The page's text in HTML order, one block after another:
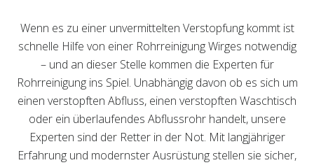
Wenn es zu einer unvermittelten Verstopfung kommt ist
schnelle Hilfe von einer Rohrreinigung Wirges notwendig
– und an dieser Stelle kommen die Experten für
Rohrreinigung ins Spiel. Unabhängig davon ob es sich um
einen verstopften Abfluss, einen verstopften Waschtisch
oder ein überlaufendes Abflussrohr handelt, unsere
Experten sind der Retter in der Not. Mit langjähriger
Erfahrung und modernster Ausrüstung stellen sie sicher,